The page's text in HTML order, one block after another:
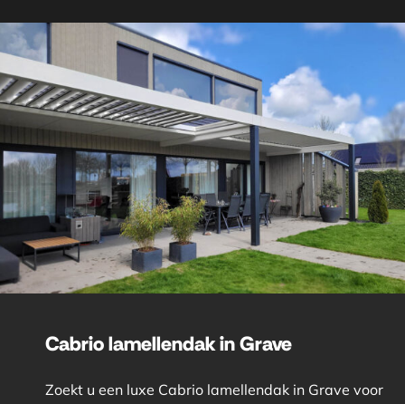
Cabrio lamellendak in Grave
Zoekt u een luxe Cabrio lamellendak in Grave voor